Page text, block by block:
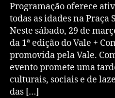
Programação oferece
todas as idades na Praça
Neste sábado, 29 de
da 1ª edição do Vale +
promovida pela Vale.
evento promete uma
culturais, sociais e de
das […]